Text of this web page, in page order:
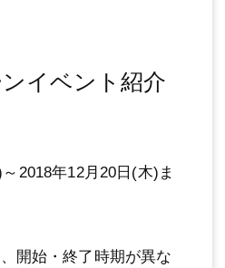
イベント紹介
2018年12月20日(木)ま
開始・終了時期が異な